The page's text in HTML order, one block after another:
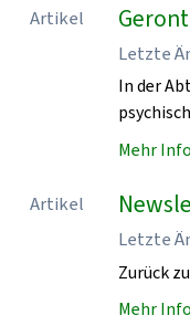
Artikel
Letzte
In der
Mehr
Artikel
Letzte
Zurück
Mehr